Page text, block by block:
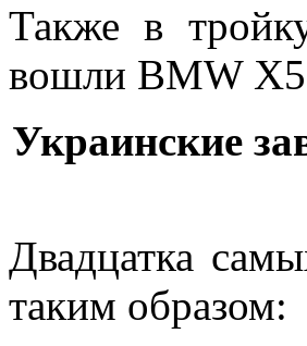
Также в
вошли BMW X5
Украинские
Двадцатка
таким образом: